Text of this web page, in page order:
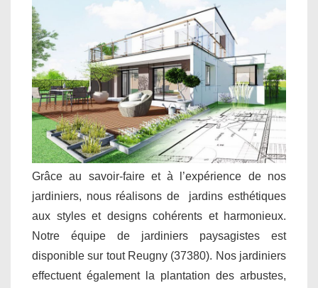
Grâce au savoir-faire et à l’expérience de nos
jardiniers, nous réalisons de jardins esthétiques
aux styles et designs cohérents et harmonieux.
Notre équipe de jardiniers paysagistes est
disponible sur tout Reugny (37380). Nos jardiniers
effectuent également la plantation des arbustes,